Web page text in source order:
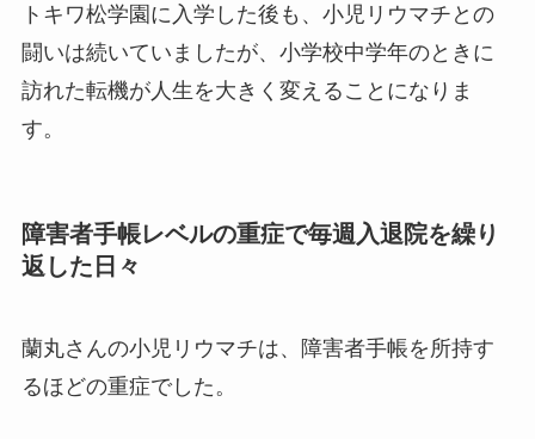
トキワ松学園に入学した後も、小児リウマチとの
闘いは続いていましたが、小学校中学年のときに
訪れた転機が人生を大きく変えることになりま
す。
障害者手帳レベルの重症で毎週入退院を繰り
返した日々
蘭丸さんの小児リウマチは、障害者手帳を所持す
るほどの重症でした。